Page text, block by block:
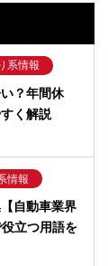
系情報
？年間休
く解説
情報
自動車業界
立つ用語を